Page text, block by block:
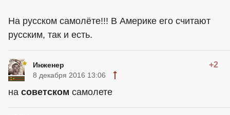
На русском самолёте!!! В Америке его считают
русским, так и есть.
Инжeнeр +2
8 декабря 2016 13:06
на советском самолете